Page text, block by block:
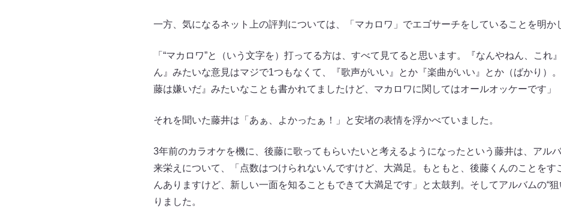
一方、気になるネット上の評判については、「マカロワ」でエゴサーチをしていることを明か
「“マカロワ”と（いう文字を）打ってる方は、すべて見てると思います。『なんやねん、これ
ん』みたいな意見はマジで1つもなくて、『歌声がいい』とか『楽曲がいい』とか（ばかり）
藤は嫌いだ』みたいなことも書かれてましたけど、マカロワに関してはオールオッケーです」
それを聞いた藤井は「あぁ、よかったぁ！」と安堵の表情を浮かべていました。
3年前のカラオケを機に、後藤に歌ってもらいたいと考えるようになったという藤井は、アル
来栄えについて、「点数はつけられないんですけど、大満足。もともと、後藤くんのことをす
んありますけど、新しい一面を知ることもできて大満足です」と太鼓判。そしてアルバムの“
りました。